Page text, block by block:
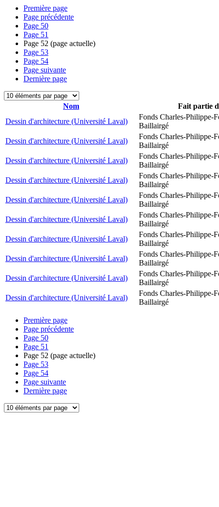
Première page
Page précédente
Page 50
Page 51
Page 52 (page actuelle)
Page 53
Page 54
Page suivante
Dernière page
Nom
Fait partie
Dessin d'architecture (Université Laval)
Fonds Charles-Philippe-
Baillairgé
Dessin d'architecture (Université Laval)
Fonds Charles-Philippe-
Baillairgé
Dessin d'architecture (Université Laval)
Fonds Charles-Philippe-
Baillairgé
Dessin d'architecture (Université Laval)
Fonds Charles-Philippe-
Baillairgé
Dessin d'architecture (Université Laval)
Fonds Charles-Philippe-
Baillairgé
Dessin d'architecture (Université Laval)
Fonds Charles-Philippe-
Baillairgé
Dessin d'architecture (Université Laval)
Fonds Charles-Philippe-
Baillairgé
Dessin d'architecture (Université Laval)
Fonds Charles-Philippe-
Baillairgé
Dessin d'architecture (Université Laval)
Fonds Charles-Philippe-
Baillairgé
Dessin d'architecture (Université Laval)
Fonds Charles-Philippe-
Baillairgé
Première page
Page précédente
Page 50
Page 51
Page 52 (page actuelle)
Page 53
Page 54
Page suivante
Dernière page